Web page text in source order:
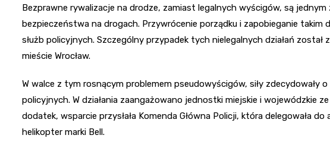
Bezprawne rywalizacje na drodze, zamiast legalnych wyścigów, są
bezpieczeństwa na drogach. Przywrócenie porządku i zapobieganie takim
służb policyjnych. Szczególny przypadek tych nielegalnych działań
mieście Wrocław.
W walce z tym rosnącym problemem pseudowyścigów, siły zdecydowały
policyjnych. W działania zaangażowano jednostki miejskie i wojewódzkie
dodatek, wsparcie przysłała Komenda Główna Policji, która delegowała
helikopter marki Bell.